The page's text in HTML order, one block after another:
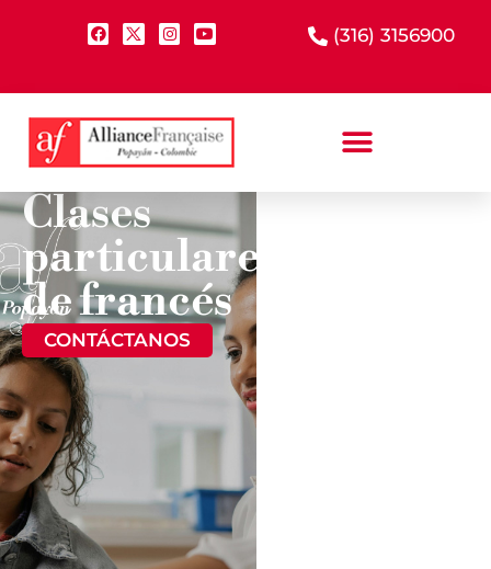
(316) 3156900
Clases
particulares
de francés
CONTÁCTANOS